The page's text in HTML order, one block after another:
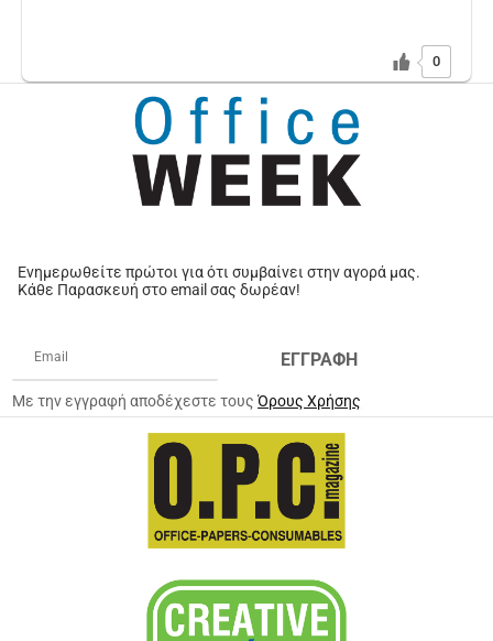
0
Ενημερωθείτε πρώτοι για ότι συμβαίνει στην αγορά μας.
Κάθε Παρασκευή στο email σας δωρέαν!
ΕΓΓΡΑΦΗ
Με την εγγραφή αποδέχεστε τουςΌρους Χρήσης